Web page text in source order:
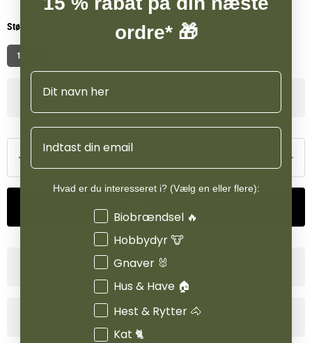
forbindes med kornbaserede råvarer. Den kornfri sammensætning
gør produktet til et oplagt valg for hunde med følsom fordøjelse
eller hunde, hvor man ønsker at undgå bestemte ingredienser i
foderet.
Quattro anvender full sourced princippet, hvor hele animalske
råvarer indgår som en naturlig del af opskriften. Organer bidrager
med essentielle vitaminer og mineraler, brusk understøtter
leddenes normale funktion, og muskelkød samt knogler tilfører
naturligt protein og mineraler som calcium, der er med til at
vedligeholde stærke muskler og knogler hos den voksne hund.
Den innovative teknologi med frysetørret kødbelægning sikrer
ikke blot høj smagelighed, men bidrager også til en skånsom
forarbejdning, hvor næringsstofferne bevares bedst muligt.
Resultatet er et velsmagende og ernæringsmæssigt afbalanceret
hundefoder, der understøtter hundens daglige trivsel og
Størrelse
1,5 kg
Produktinformation
ordre* 🎁
Navn
Email
Hvad er du interesseret i? (Vælg en eller flere):
Interesser
Biobrændsel 🔥
Hobbydyr 🐮
Gnaver 🐰
Hus & Have 🏠
Hest & Rytter 🐴
Kat 🐈